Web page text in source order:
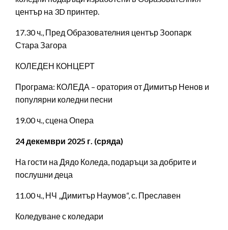
център на 3D принтер.
17.30 ч., Пред Образователния център Зоопарк
Стара Загора
КОЛЕДЕН КОНЦЕРТ
Програма: КОЛЕДА – оратория от Димитър Ненов и
популярни коледни песни
19.00 ч., сцена Опера
24 декември 2025 г. (сряда)
На гости на Дядо Коледа, подаръци за добрите и
послушни деца
11.00 ч., НЧ „Димитър Наумов“, с. Преславен
Коледуване с коледари